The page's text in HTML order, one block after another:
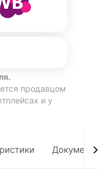
продавцом
и у
Документы